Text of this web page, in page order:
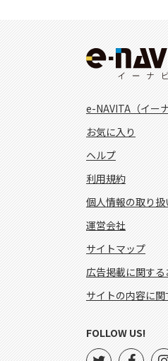
e-NAVITA（イー
お気に入り
ヘルプ
利用規約
個人情報の取り扱
運営会社
サイトマップ
広告掲載に関す
サイトの内容に
FOLLOW US!